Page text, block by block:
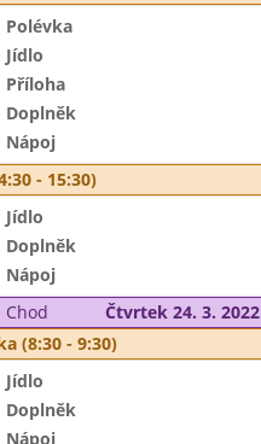
Polévka
Jídlo
Příloha
Doplněk
Nápoj
- 15:30)
Jídlo
Doplněk
Nápoj
Chod
Čtvrtek 24. 3. 2022
(8:30 - 9:30)
Jídlo
Doplněk
Nápoj